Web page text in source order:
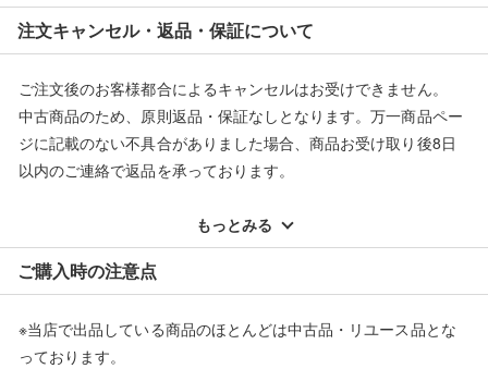
注文キャンセル・返品・保証について
ご注文後のお客様都合によるキャンセルはお受けできません。
中古商品のため、原則返品・保証なしとなります。万一商品ペー
ジに記載のない不具合がありました場合、商品お受け取り後8日
以内のご連絡で返品を承っております。
配送料ともに当社負担で対応いたします。
※オンラインストアで購入頂いた商品は、店頭での返品はお受け
できません。また、商品の修理及び交換に関しては承ることがで
返品・交換について
もっとみる
ご購入時の注意点
※当店で出品している商品のほとんどは中古品・リユース品とな
っております。